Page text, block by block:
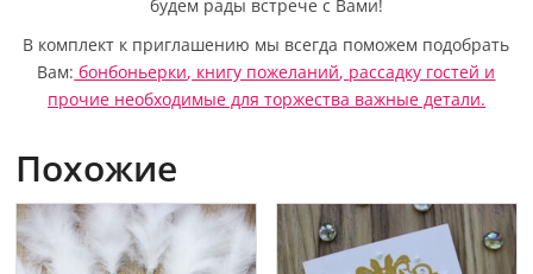
будем рады встрече с Вами!
В комплект к приглашению мы всегда поможем подобрать
Вам: бонбоньерки, книгу пожеланий, рассадку гостей и
прочие необходимые для торжества важные детали.
Похожие